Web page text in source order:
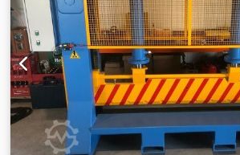
διαχωρισμού σε ευθεία σχεδίαση -2-
γερμανικά (1x κείμενο, 1x CD) -Χρώμα RAL
Cjdpfx Asgl Adzobljha Προστατευτική
μικρομαχαιροπήρουνα RAL 1028 κίτρινο
απόθεμα και άμεσα διαθέσιμη Τιμή και
κατόπιν αιτήματος